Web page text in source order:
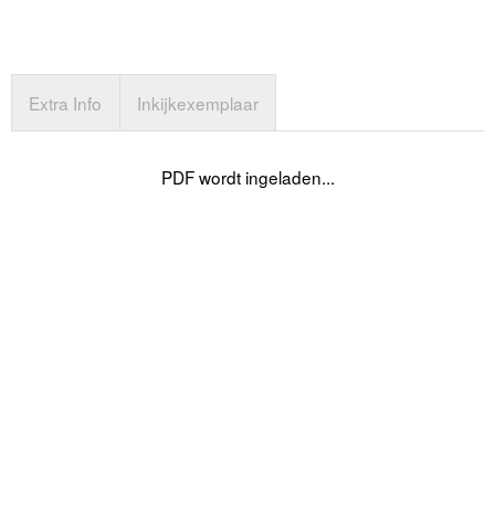
Extra Info Inkijkexemplaar
PDF wordt ingeladen...